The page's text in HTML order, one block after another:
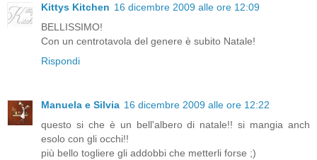
Kittys Kitchen 16 dicembre 2009 alle ore 12:09
BELLISSIMO!
Con un centrotavola del genere è subito Natale!
Rispondi
Manuela e Silvia 16 dicembre 2009 alle ore 12:22
questo si che è un bell'albero di natale!! si mangia anch
esolo con gli occhi!!
più bello togliere gli addobbi che metterli forse ;)